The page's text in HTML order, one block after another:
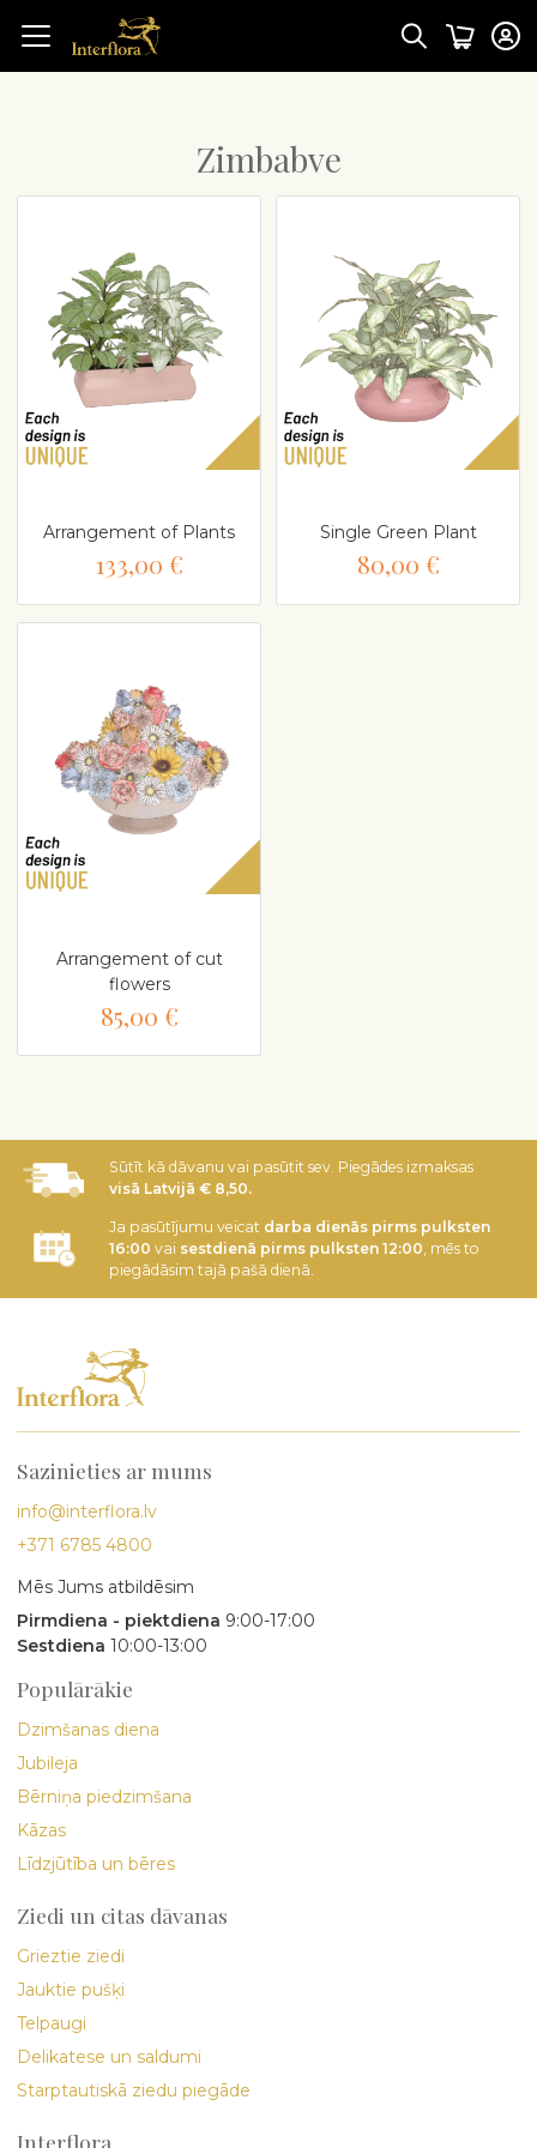
Zimbabve
Arrangement of Plants
133,00 €
Single Green Plant
80,00 €
Arrangement of cut
flowers
85,00 €
Sūtīt kā dāvanu vai pasūtit sev. Piegādes izmaksas
visā Latvijā € 8,50.
Ja pasūtījumu veicat darba dienās pirms pulksten
16:00 vai sestdienā pirms pulksten 12:00, mēs to
piegādāsim tajā pašā dienā.
Sazinieties ar mums
info@interflora.lv
+371 6785 4800
Mēs Jums atbildēsim
Pirmdiena - piektdiena 9:00-17:00
Sestdiena 10:00-13:00
Populārākie
Dzimšanas diena
Jubileja
Bērniņa piedzimšana
Kāzas
Līdzjūtība un bēres
Ziedi un citas dāvanas
Grieztie ziedi
Jauktie pušķi
Telpaugi
Delikatese un saldumi
Starptautiskā ziedu piegāde
Interflora